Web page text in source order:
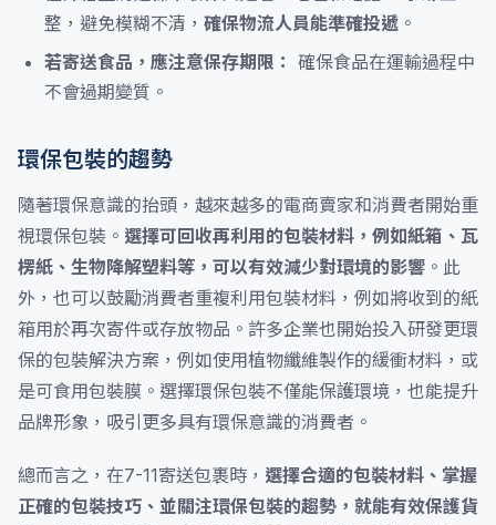
整，避免模糊不清， 確保物流人員能準確投遞 。
若寄送食品，應注意保存期限： 確保食品在運輸過程中
不會過期變質。
環保包裝的趨勢
隨著環保意識的抬頭，越來越多的電商賣家和消費者開始重
視環保包裝。 選擇可回收再利用的包裝材料，例如紙箱、瓦
楞紙、生物降解塑料等，可以有效減少對環境的影響 。此
外，也可以鼓勵消費者重複利用包裝材料，例如將收到的紙
箱用於再次寄件或存放物品。許多企業也開始投入研發更環
保的包裝解決方案，例如使用植物纖維製作的緩衝材料，或
是可食用包裝膜。選擇環保包裝不僅能保護環境，也能提升
品牌形象，吸引更多具有環保意識的消費者。
總而言之，在7-11寄送包裹時， 選擇合適的包裝材料、掌握
正確的包裝技巧、並關注環保包裝的趨勢，就能有效保護貨